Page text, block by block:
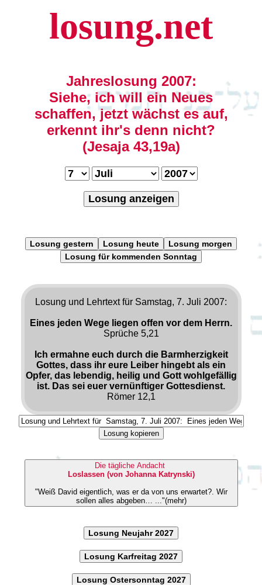
losung.net
Jahreslosung 2007:
Siehe, ich will ein Neues
schaffen, jetzt wächst es auf,
erkennt ihr's denn nicht?
(Jesaja 43,19a)
Losung anzeigen
Losung gestern Losung heute
Losung morgen
Losung für kommenden Sonntag
Losung und Lehrtext für Samstag, 7. Juli 2007:
Eines jeden Wege liegen offen vor dem Herrn.
Sprüche 5,21
Ich ermahne euch durch die Barmherzigkeit
Gottes, dass ihr eure Leiber hingebt als ein
Opfer, das lebendig, heilig und Gott wohlgefällig
ist. Das sei euer vernünftiger Gottesdienst.
Römer 12,1
Losung kopieren
Die tägliche Andacht
Loslassen (von Johanna Katrynski)
"Weiß David eigentlich, was er da von uns erwartet?. Wir
sollen alles abgeben… ..."(mehr)
Losung Neujahr 2027
Losung Karfreitag 2027
Losung Ostersonntag 2027